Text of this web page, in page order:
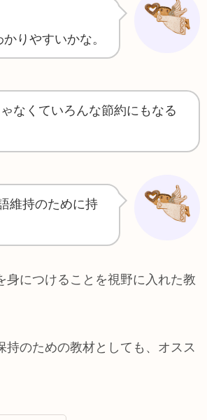
りやすいかな。
なくていろんな節約にもなる
維持のために持
身につけることを視野に入れた教
のための教材としても、オスス